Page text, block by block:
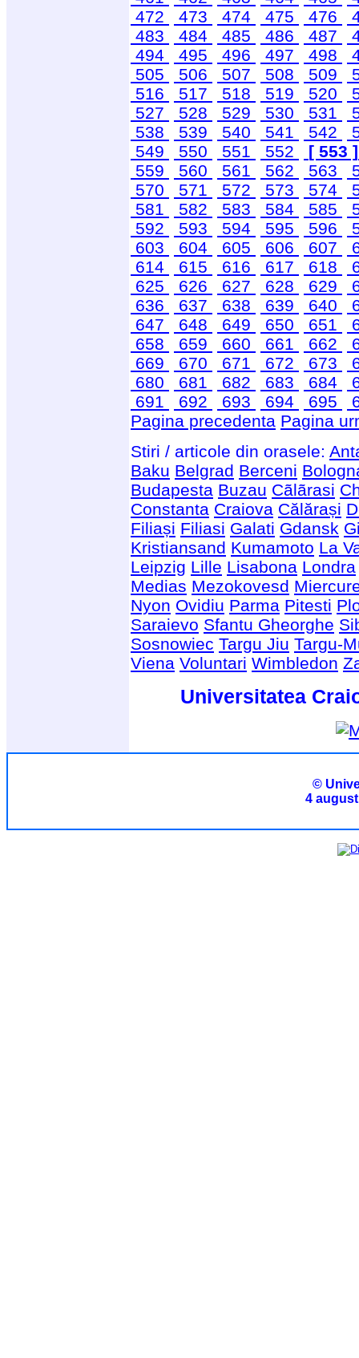
472
473 474 475 476
483
484 485 486 487
494
495 496 497 498
505
506 507 508 509
516
517 518 519 520
527
528 529 530 531
538
539 540 541 542
549
550 551 552
[ 553 ]
559
560 561 562 563
570
571 572 573 574
581
582 583 584 585
592
593 594 595 596
603
604 605 606 607
614
615 616 617 618
625
626 627 628 629
636
637 638 639 640
647
648 649 650 651
658
659 660 661 662
669
670 671 672 673
680
681 682 683 684
691
692 693 694 695
Pagina precedenta Pagina
Stiri / articole din orasele:
Baku Belgrad Berceni
Budapesta Buzau Cãlãrasi
Constanta Craiova Călărași
Filiași Filiasi Galati Gdansk
Kristiansand Kumamoto La
Leipzig Lille Lisabona Londra
Medias Mezokovesd
Nyon Ovidiu Parma Pitesti
Saraievo Sfantu Gheorghe
Sosnowiec Targu Jiu Targu-
Viena Voluntari Wimbledon
Universitatea
©
4